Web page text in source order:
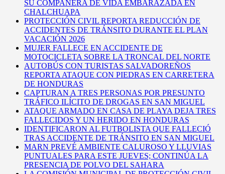
SU COMPAÑERA DE VIDA EMBARAZADA EN
CHALCHUAPA
PROTECCIÓN CIVIL REPORTA REDUCCIÓN DE
ACCIDENTES DE TRÁNSITO DURANTE EL PLAN
VACACIÓN 2026
MUJER FALLECE EN ACCIDENTE DE
MOTOCICLETA SOBRE LA TRONCAL DEL NORTE
AUTOBÚS CON TURISTAS SALVADOREÑOS
REPORTA ATAQUE CON PIEDRAS EN CARRETERA
DE HONDURAS
CAPTURAN A TRES PERSONAS POR PRESUNTO
TRÁFICO ILÍCITO DE DROGAS EN SAN MIGUEL
ATAQUE ARMADO EN CASA DE PLAYA DEJA TRES
FALLECIDOS Y UN HERIDO EN HONDURAS
IDENTIFICARON AL FUTBOLISTA QUE FALLECIÓ
TRAS ACCIDENTE DE TRÁNSITO EN SAN MIGUEL
MARN PREVÉ AMBIENTE CALUROSO Y LLUVIAS
PUNTUALES PARA ESTE JUEVES; CONTINÚA LA
PRESENCIA DE POLVO DEL SAHARA